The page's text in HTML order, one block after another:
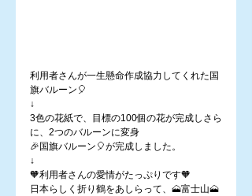
利用者さんが一生懸命作成協力してくれた国
旗バルーン🎈
↓
3色の花紙で、目標の100個の花が完成しさら
に、2つのバルーンに変身
🎉国旗バルーン🎈が完成しました。
↓
🧡利用者さんの愛情がたっぷりです🧡
日本らしく折り鶴をあしらって、🗻富士山🗻